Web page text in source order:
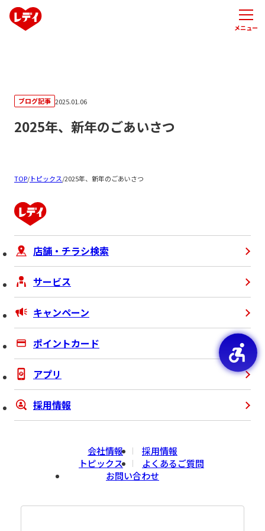
メニュー
ブログ記事 2025.01.06
2025年、新年のごあいさつ
TOP/トピックス/2025年、新年のごあいさつ
店舗・チラシ検索
サービス
キャンペーン
ポイントカード
アプリ
採用情報
会社情報
採用情報
トピックス
よくあるご質問
お問い合わせ